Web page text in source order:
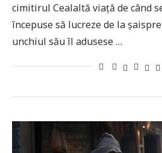
cimitirul Cealaltă viață de când
începuse să lucreze de la
unchiul său îl adusese …